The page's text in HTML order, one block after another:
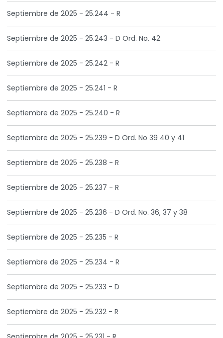
Septiembre de 2025 - 25.244 - R
Septiembre de 2025 - 25.243 - D Ord. No. 42
Septiembre de 2025 - 25.242 - R
Septiembre de 2025 - 25.241 - R
Septiembre de 2025 - 25.240 - R
Septiembre de 2025 - 25.239 - D Ord. No 39 40 y 41
Septiembre de 2025 - 25.238 - R
Septiembre de 2025 - 25.237 - R
Septiembre de 2025 - 25.236 - D Ord. No. 36, 37 y 38
Septiembre de 2025 - 25.235 - R
Septiembre de 2025 - 25.234 - R
Septiembre de 2025 - 25.233 - D
Septiembre de 2025 - 25.232 - R